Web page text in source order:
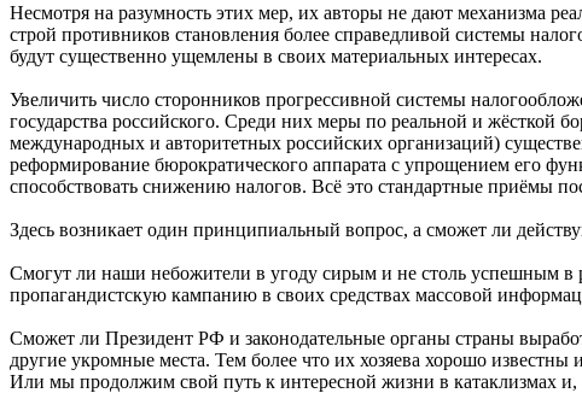
Несмотря на разумность этих мер, их авторы не дают механизма
строй противников становления более справедливой системы
будут существенно ущемлены в своих материальных интересах.
Увеличить число сторонников прогрессивной системы
государства российского. Среди них меры по реальной и жёсткой
международных и авторитетных российских организаций)
реформирование бюрократического аппарата с упрощением его
способствовать снижению налогов. Всё это стандартные приёмы
Здесь возникает один принципиальный вопрос, а сможет ли
Смогут ли наши небожители в угоду сирым и не столь успешным в
пропагандистскую кампанию в своих средствах массовой
Сможет ли Президент РФ и законодательные органы страны
другие укромные места. Тем более что их хозяева хорошо
Или мы продолжим свой путь к интересной жизни в